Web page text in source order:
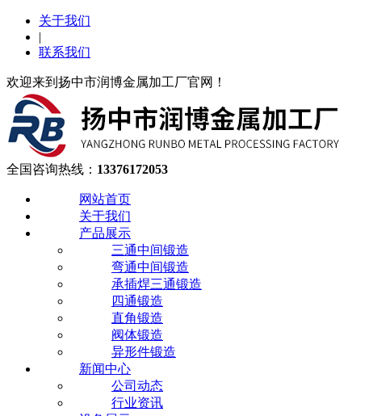
关于我们
|
联系我们
欢迎来到扬中市润博金属加工厂官网！
全国咨询热线： 13376172053
网站首页
关于我们
产品展示
三通中间锻造
弯通中间锻造
承插焊三通锻造
四通锻造
直角锻造
阀体锻造
异形件锻造
新闻中心
公司动态
行业资讯